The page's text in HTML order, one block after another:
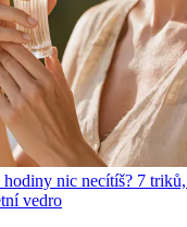
hodiny nic necítíš? 7
vedro